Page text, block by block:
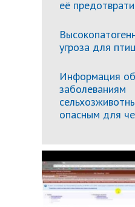
её
угроза для
Информация
заболеваниям
опасным для